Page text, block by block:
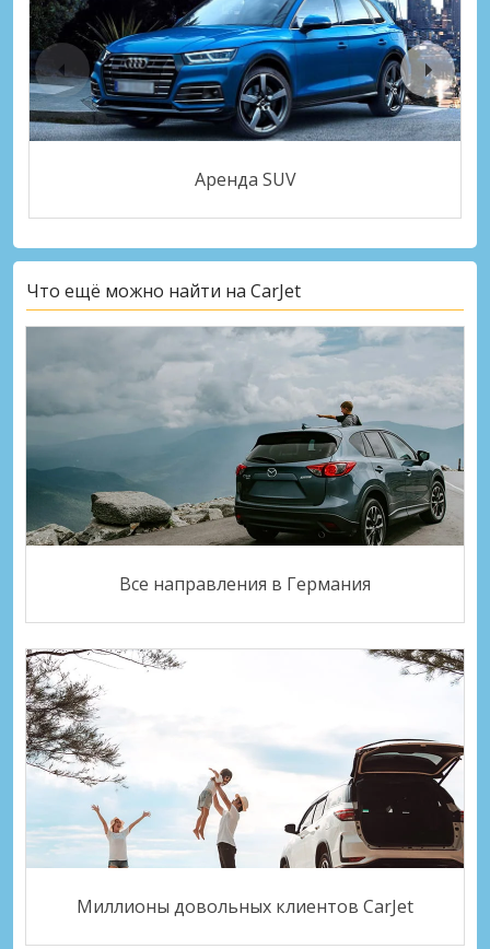
Аренда SUV
Что ещё можно найти на CarJet
Все направления в Германия
Миллионы довольных клиентов CarJet